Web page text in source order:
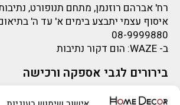
רח' אברהם רוזנמן, מתחם תנופורט,
איסוף עצמי יתבצע בימים א' עד ה'
08-9999880
ב- WAZE: הום דקור נתיבות
בירורים לגבי אספקה ורכישה
בירור לגבי אספקה -ניתן לפנות למייל: